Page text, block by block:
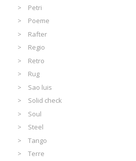
Petri
Poeme
Rafter
Regio
Retro
Rug
Sao luis
Solid check
Soul
Steel
Tango
Terre